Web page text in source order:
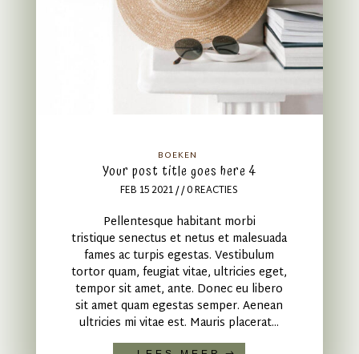
BOEKEN
Your post title goes here 4
FEB 15 2021/ / 0 REACTIES
Pellentesque habitant morbi
tristique senectus et netus et malesuada
fames ac turpis egestas. Vestibulum
tortor quam, feugiat vitae, ultricies eget,
tempor sit amet, ante. Donec eu libero
sit amet quam egestas semper. Aenean
ultricies mi vitae est. Mauris placerat...